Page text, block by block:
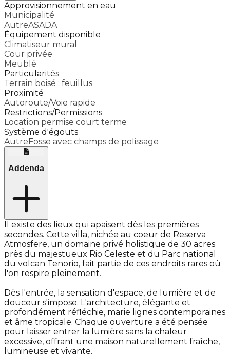
Approvisionnement en eau
Municipalité
AutreASADA
Équipement disponible
Climatiseur mural
Cour privée
Meublé
Particularités
Terrain boisé : feuillus
Proximité
Autoroute/Voie rapide
Restrictions/Permissions
Location permise court terme
Système d'égouts
AutreFosse avec champs de polissage
Addenda
Il existe des lieux qui apaisent dès les premières
secondes. Cette villa, nichée au coeur de Reserva
Atmosfëre, un domaine privé holistique de 30 acres
près du majestueux Rio Celeste et du Parc national
du volcan Tenorio, fait partie de ces endroits rares où
l'on respire pleinement.
Dès l'entrée, la sensation d'espace, de lumière et de
douceur s'impose. L'architecture, élégante et
profondément réfléchie, marie lignes contemporaines
et âme tropicale. Chaque ouverture a été pensée
pour laisser entrer la lumière sans la chaleur
excessive, offrant une maison naturellement fraîche,
lumineuse et vivante.